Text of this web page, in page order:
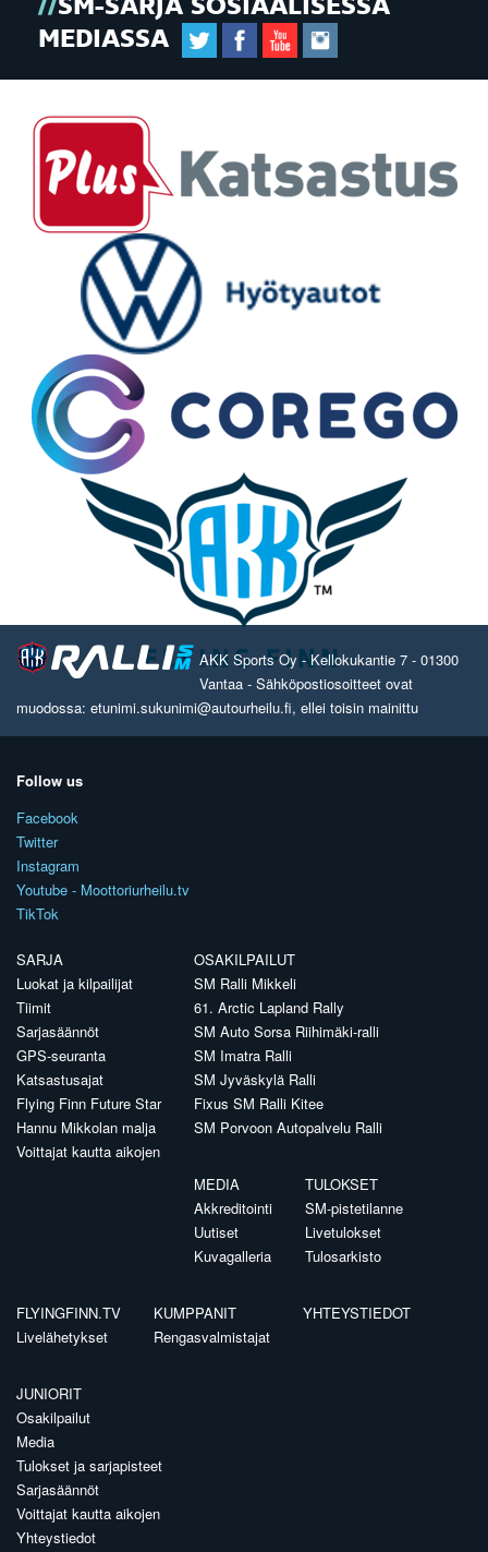
SM-SARJA SOSIAALISESSA
MEDIASSA
AKK Sports Oy - Kellokukantie 7 - 01300
Vantaa - Sähköpostiosoitteet ovat
muodossa: etunimi.sukunimi@autourheilu.fi, ellei toisin mainittu
Follow us
Facebook
Twitter
Instagram
Youtube - Moottoriurheilu.tv
TikTok
SARJA
Luokat ja kilpailijat
Tiimit
Sarjasäännöt
GPS-seuranta
Katsastusajat
Flying Finn Future Star
Hannu Mikkolan malja
Voittajat kautta aikojen
OSAKILPAILUT
SM Ralli Mikkeli
61. Arctic Lapland Rally
SM Auto Sorsa Riihimäki-ralli
SM Imatra Ralli
SM Jyväskylä Ralli
Fixus SM Ralli Kitee
SM Porvoon Autopalvelu Ralli
MEDIA
Akkreditointi
Uutiset
Kuvagalleria
TULOKSET
SM-pistetilanne
Livetulokset
Tulosarkisto
FLYINGFINN.TV
Livelähetykset
KUMPPANIT
Rengasvalmistajat
YHTEYSTIEDOT
JUNIORIT
Osakilpailut
Media
Tulokset ja sarjapisteet
Sarjasäännöt
Voittajat kautta aikojen
Yhteystiedot